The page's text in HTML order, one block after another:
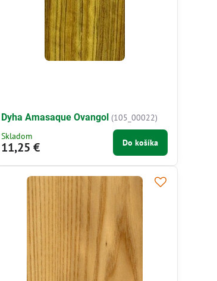
Dyha Amasaque Ovangol (105_00022)
Skladom
11,25 € Do košíka